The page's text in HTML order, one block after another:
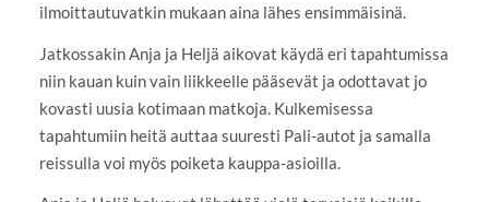
ilmoittautuvatkin mukaan aina lähes ensimmäisinä.
Jatkossakin Anja ja Heljä aikovat käydä eri tapahtumissa
niin kauan kuin vain liikkeelle pääsevät ja odottavat jo
kovasti uusia kotimaan matkoja. Kulkemisessa
tapahtumiin heitä auttaa suuresti Pali-autot ja samalla
reissulla voi myös poiketa kauppa-asioilla.